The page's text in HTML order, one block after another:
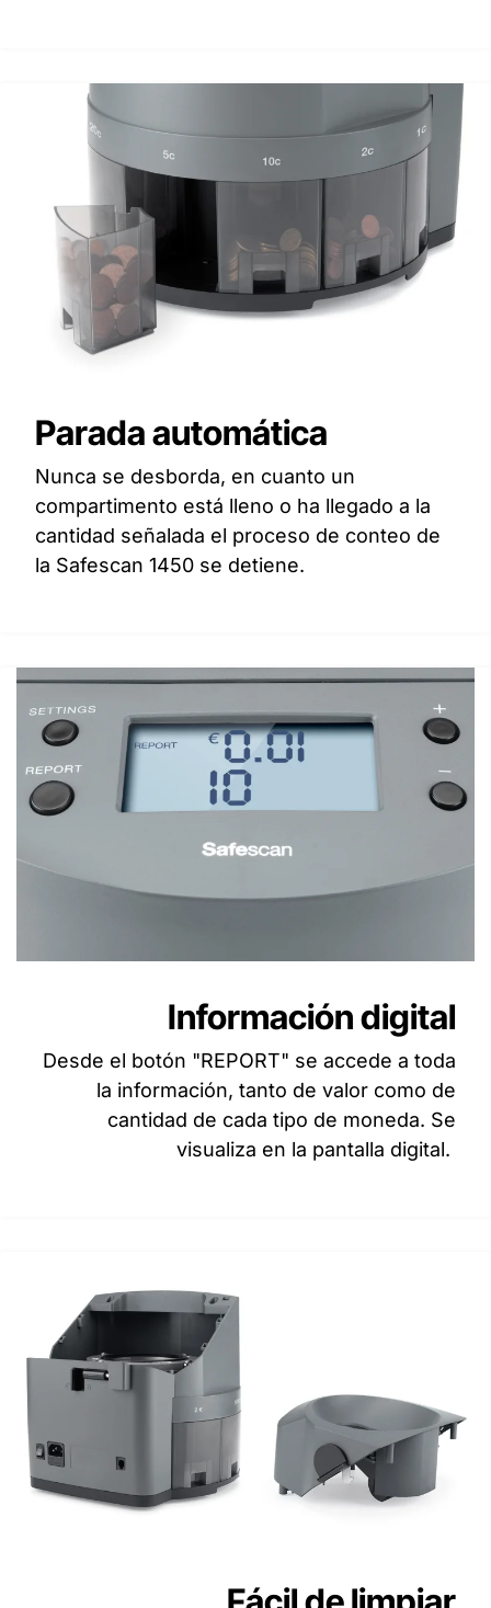
Parada automática
Nunca se desborda, en cuanto un
compartimento está lleno o ha llegado a la
cantidad señalada el proceso de conteo de
la Safescan 1450 se detiene.
Información digital
Desde el botón "REPORT" se accede a toda
la información, tanto de valor como de
cantidad de cada tipo de moneda. Se
visualiza en la pantalla digital.